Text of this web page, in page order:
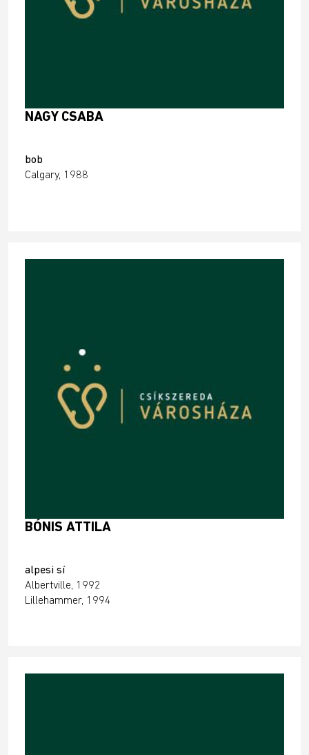
NAGY CSABA
bob
Calgary, 1988
BÓNIS ATTILA
alpesi sí
Albertville, 1992
Lillehammer, 1994